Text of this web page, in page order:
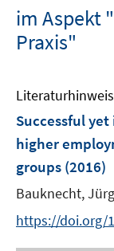
im Aspekt
Praxis"
Literaturhinweis
Successful
higher
groups (2016)
Bauknecht,
https://doi.org/